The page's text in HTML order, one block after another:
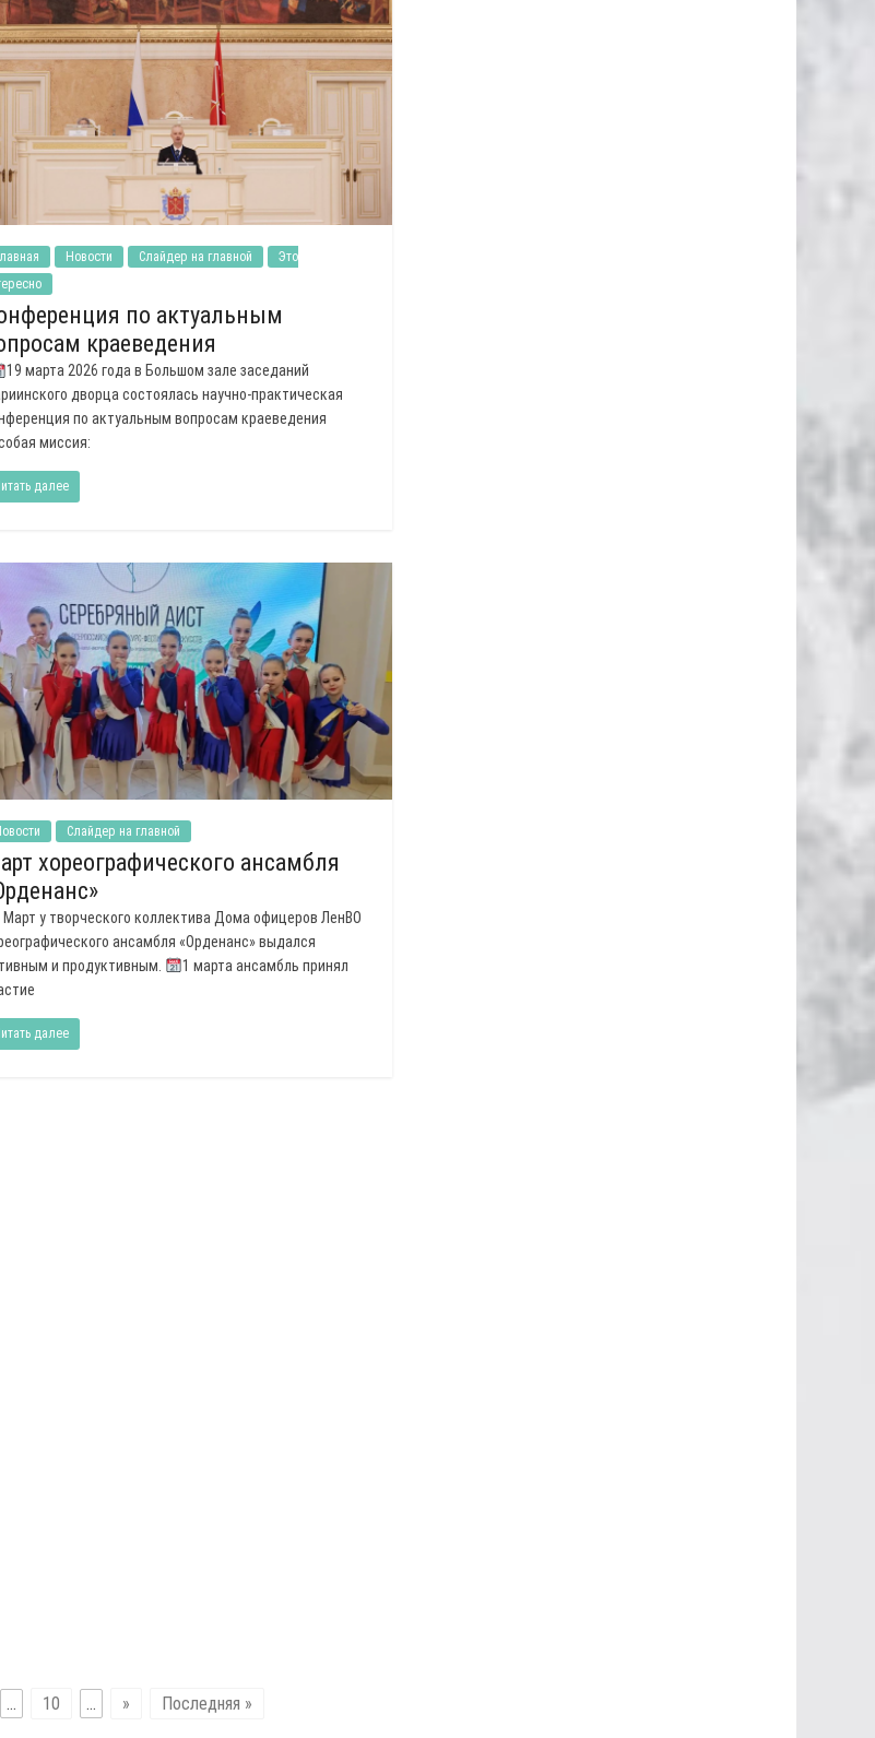
Новости Слайдер на главной
Это
по актуальным
краеведения
19 марта 2026 года в Большом зале заседаний
дворца состоялась научно-практическая
по актуальным вопросам краеведения
миссия:
далее
Слайдер на главной
хореографического ансамбля
Март у творческого коллектива Дома офицеров ЛенВО
ансамбля «Орденанс» выдался
и продуктивным.
1 марта ансамбль принял
далее
... 10 ... » Последняя »